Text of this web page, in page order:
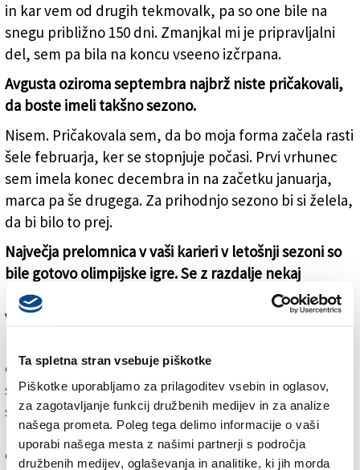
Ta spletna stran vsebuje piškotke
Piškotke uporabljamo za prilagoditev vsebin in oglasov,
za zagotavljanje funkcij družbenih medijev in za analize
našega prometa. Poleg tega delimo informacije o vaši
uporabi našega mesta z našimi partnerji s področja
družbenih medijev, oglaševanja in analitike, ki jih morda
in kar vem od drugih tekmovalk, pa so one bile na
snegu približno 150 dni. Zmanjkal mi je pripravljalni
del, sem pa bila na koncu vseeno izčrpana.
Avgusta oziroma septembra najbrž niste pričakovali,
da boste imeli takšno sezono.
Nisem. Pričakovala sem, da bo moja forma začela rasti
šele februarja, ker se stopnjuje počasi. Prvi vrhunec
sem imela konec decembra in na začetku januarja,
marca pa še drugega. Za prihodnjo sezono bi si želela,
da bi bilo to prej.
Največja prelomnica v vaši karieri v letošnji sezoni so
bile gotovo olimpijske igre. Se z razdalje nekaj
mesecev zavedate, kaj je to tekmovanje pomenilo za
vas kot športnico in kaj za zamejski šport?
olimpijskih igrah nisem prvič spustila po smučini,
sploh nisem zavedala, kaj pomenijo. Tako je bilo bolje,
saj sem lahko vse skupaj doživela bolj sproščeno in
brez napetosti. Zdaj se končno zavedam, da sem del
olimpijske ekipe, in to je največ, kar lahko športnik